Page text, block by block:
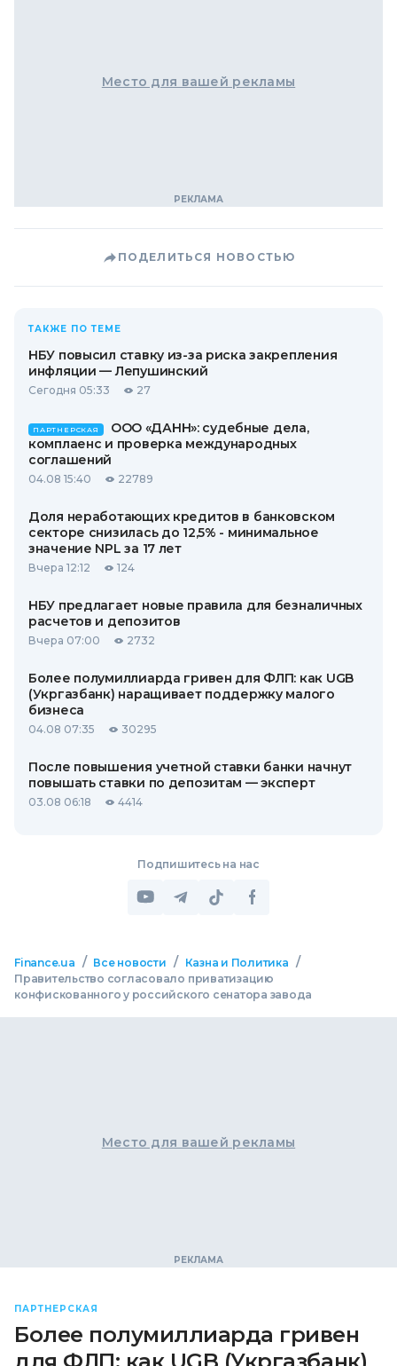
Место для вашей рекламы
ПОДЕЛИТЬСЯ НОВОСТЬЮ
ТАКЖЕ ПО ТЕМЕ
НБУ повысил ставку из-за риска закрепления
инфляции — Лепушинский
Сегодня 05:33 27
ПАРТНЕРСКАЯ
ООО «ДАНН»: судебные дела,
комплаенс и проверка международных
соглашений
04.08 15:40 22789
Доля неработающих кредитов в банковском
секторе снизилась до 12,5% - минимальное
значение NPL за 17 лет
Вчера 12:12 124
НБУ предлагает новые правила для безналичных
расчетов и депозитов
Вчера 07:00 2732
Более полумиллиарда гривен для ФЛП: как UGB
(Укргазбанк) наращивает поддержку малого
бизнеса
04.08 07:35 30295
После повышения учетной ставки банки начнут
повышать ставки по депозитам — эксперт
03.08 06:18 4414
Подпишитесь на нас
Finance.ua / Все новости / Казна и Политика /
Правительство согласовало приватизацию
конфискованного у российского сенатора завода
Место для вашей рекламы
ПАРТНЕРСКАЯ
Более полумиллиарда гривен